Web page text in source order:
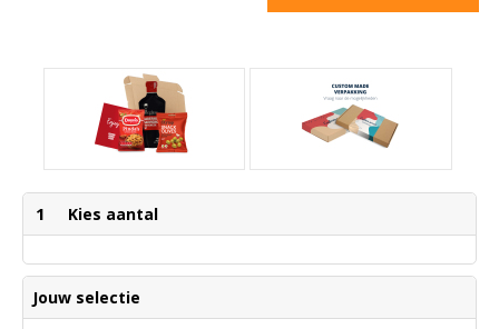
1 Kies aantal
Jouw selectie